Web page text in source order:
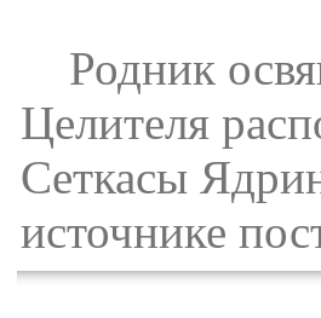
Родник
Целителя
Сеткасы
источнике